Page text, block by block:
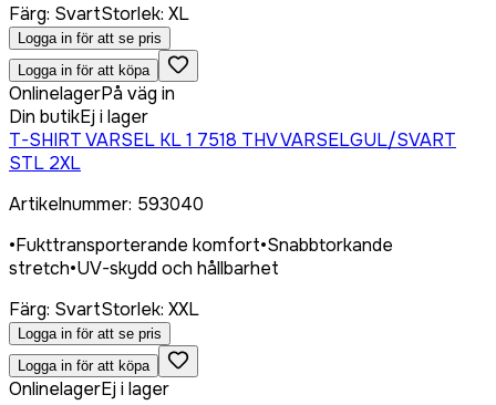
Färg: SvartStorlek: XL
Logga in för att se pris
Logga in för att köpa
OnlinelagerPå väg in
Din butikEj i lager
T-SHIRT VARSEL KL 1 7518 THV VARSELGUL/SVART
STL 2XL
Artikelnummer: 593040
•Fukttransporterande komfort•Snabbtorkande
stretch•UV-skydd och hållbarhet
Färg: SvartStorlek: XXL
Logga in för att se pris
Logga in för att köpa
OnlinelagerEj i lager